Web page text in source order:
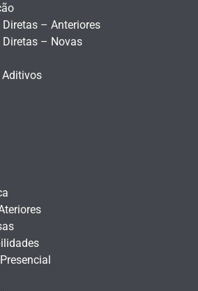
– Anteriores
Diretas – Novas
Aditivos